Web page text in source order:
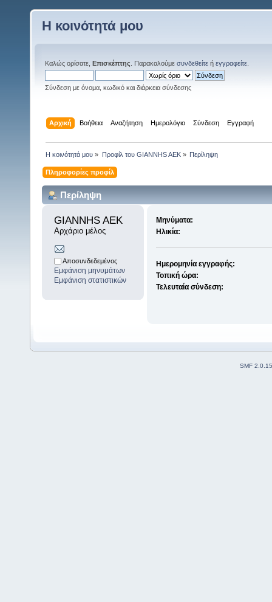
Η κοινότητά μου
Καλώς ορίσατε, Επισκέπτης . Παρακαλούμε συνδεθείτε ή εγγραφείτε
Σύνδεση με όνομα, κωδικό και διάρκεια σύνδεσης
Αρχική Βοήθεια Αναζήτηση Ημερολόγιο Σύνδεση Εγγραφή
Η κοινότητά μου » Προφίλ του GIANNHS AEK» Περίληψη
Πληροφορίες προφίλ
Περίληψη
GIANNHS AEK
Αρχάριο μέλος
Αποσυνδεδεμένος
Εμφάνιση μηνυμάτων
Εμφάνιση στατιστικών
Μηνύματα:
Ηλικία:
Ημερομηνία εγγραφής:
Τοπική ώρα:
Τελευταία σύνδεση:
SMF 2.0.15